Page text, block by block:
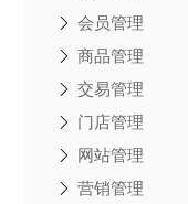
会员管理
商品管理
交易管理
门店管理
网站管理
营销管理